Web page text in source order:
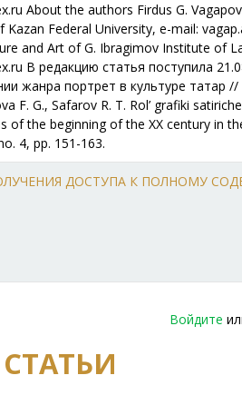
ДОСТУПА К ПОЛНОМУ
Войдите